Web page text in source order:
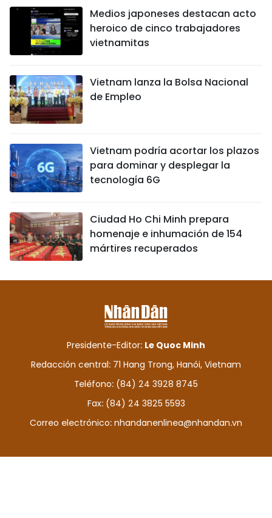
Medios japoneses destacan acto
heroico de cinco trabajadores
vietnamitas
Vietnam lanza la Bolsa Nacional
de Empleo
Vietnam podría acortar los plazos
para dominar y desplegar la
tecnología 6G
Ciudad Ho Chi Minh prepara
homenaje e inhumación de 154
mártires recuperados
Presidente-Editor: Le Quoc Minh
Redacción central: 71 Hang Trong, Hanói, Vietnam
Teléfono: (84) 24 3928 8745
Fax: (84) 24 3825 5593
Correo electrónico: nhandanenlinea@nhandan.vn